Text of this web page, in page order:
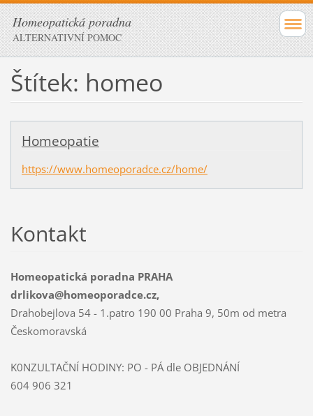
Homeopatická poradna
ALTERNATIVNÍ POMOC
Štítek: homeo
Homeopatie
https://www.homeoporadce.cz/home/
Kontakt
Homeopatická poradna PRAHA
drlikova@homeoporadce.cz,
Drahobejlova 54 - 1.patro 190 00 Praha 9, 50m od metra
Českomoravská
K0NZULTAČNÍ HODINY: PO - PÁ dle OBJEDNÁNÍ
604 906 321